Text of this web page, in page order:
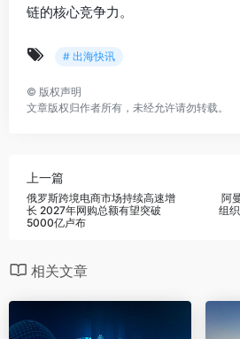
链的核心竞争力。
# 出海快讯
© 版权声明
文章版权归作者所有，未经允许请勿转载。
上一篇
俄罗斯跨境电商市场持续高速增
长 2027年网购总额有望突破
5000亿卢布
阿
组
相关文章